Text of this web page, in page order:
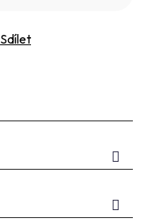
Sdílet